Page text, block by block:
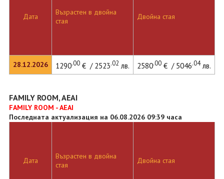
Дата
28.12.2026
Възрастен в двойна
стая
Двойна стая
1290.00€ / 2523.02 лв. 2580.00€ / 5046.04лв.
FAMILY ROOM, AEAI
FAMILY ROOM - AEAI
Последната актуализация на 06.08.2026 09:39 часа
Дата
Възрастен в двойна
стая
Двойна стая